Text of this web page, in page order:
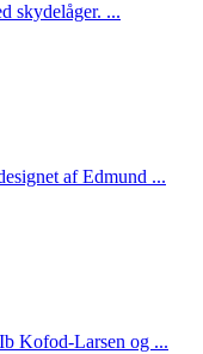
skydelåger. ...
af Edmund ...
Kofod-Larsen og ...